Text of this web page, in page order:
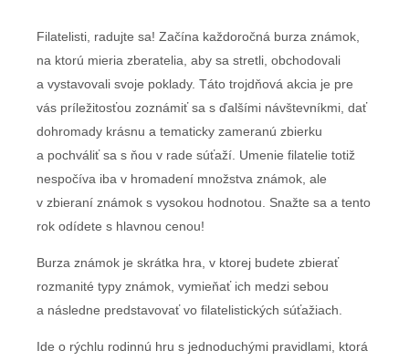
Filatelisti, radujte sa! Začína každoročná burza známok,
na ktorú mieria zberatelia, aby sa stretli, obchodovali
a vystavovali svoje poklady. Táto trojdňová akcia je pre
vás príležitosťou zoznámiť sa s ďalšími návštevníkmi, dať
dohromady krásnu a tematicky zameranú zbierku
a pochváliť sa s ňou v rade súťaží. Umenie filatelie totiž
nespočíva iba v hromadení množstva známok, ale
v zbieraní známok s vysokou hodnotou. Snažte sa a tento
rok odídete s hlavnou cenou!
Burza známok je skrátka hra, v ktorej budete zbierať
rozmanité typy známok, vymieňať ich medzi sebou
a následne predstavovať vo filatelistických súťažiach.
Ide o rýchlu rodinnú hru s jednoduchými pravidlami, ktorá